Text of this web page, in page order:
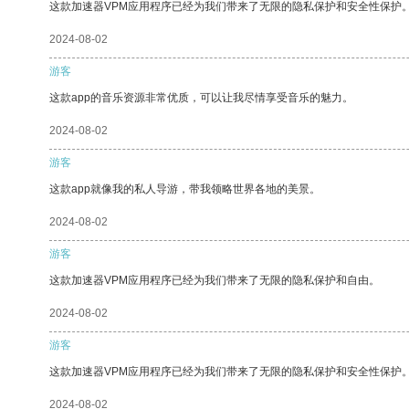
这款加速器VPM应用程序已经为我们带来了无限的隐私保护和安全性保护
2024-08-02
游客
这款app的音乐资源非常优质，可以让我尽情享受音乐的魅力。
2024-08-02
游客
这款app就像我的私人导游，带我领略世界各地的美景。
2024-08-02
游客
这款加速器VPM应用程序已经为我们带来了无限的隐私保护和自由。
2024-08-02
游客
这款加速器VPM应用程序已经为我们带来了无限的隐私保护和安全性保护
2024-08-02